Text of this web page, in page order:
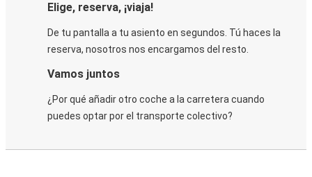
Elige, reserva, ¡viaja!
De tu pantalla a tu asiento en segundos. Tú haces la
reserva, nosotros nos encargamos del resto.
Vamos juntos
¿Por qué añadir otro coche a la carretera cuando
puedes optar por el transporte colectivo?